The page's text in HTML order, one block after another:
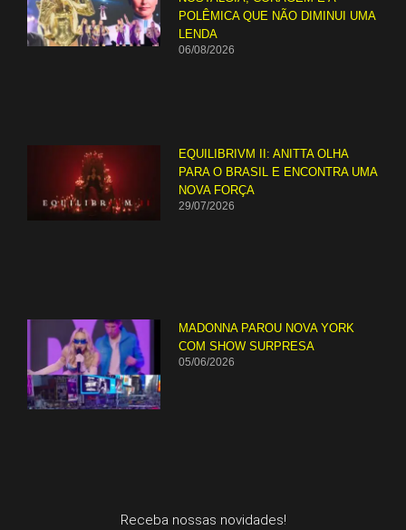
POLÊMICA QUE NÃO DIMINUI UMA
LENDA
06/08/2026
EQUILIBRIVM II: ANITTA OLHA
PARA O BRASIL E ENCONTRA UMA
NOVA FORÇA
29/07/2026
MADONNA PAROU NOVA YORK
COM SHOW SURPRESA
05/06/2026
Receba nossas novidades!